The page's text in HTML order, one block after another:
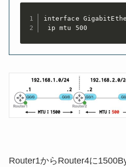
interface
ip mtu 500
Router1からRouter4に